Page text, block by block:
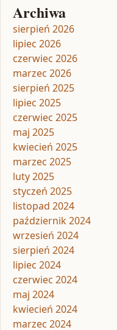
Archiwa
sierpień 2026
lipiec 2026
czerwiec 2026
marzec 2026
sierpień 2025
lipiec 2025
czerwiec 2025
maj 2025
kwiecień 2025
marzec 2025
luty 2025
styczeń 2025
listopad 2024
październik 2024
wrzesień 2024
sierpień 2024
lipiec 2024
czerwiec 2024
maj 2024
kwiecień 2024
marzec 2024